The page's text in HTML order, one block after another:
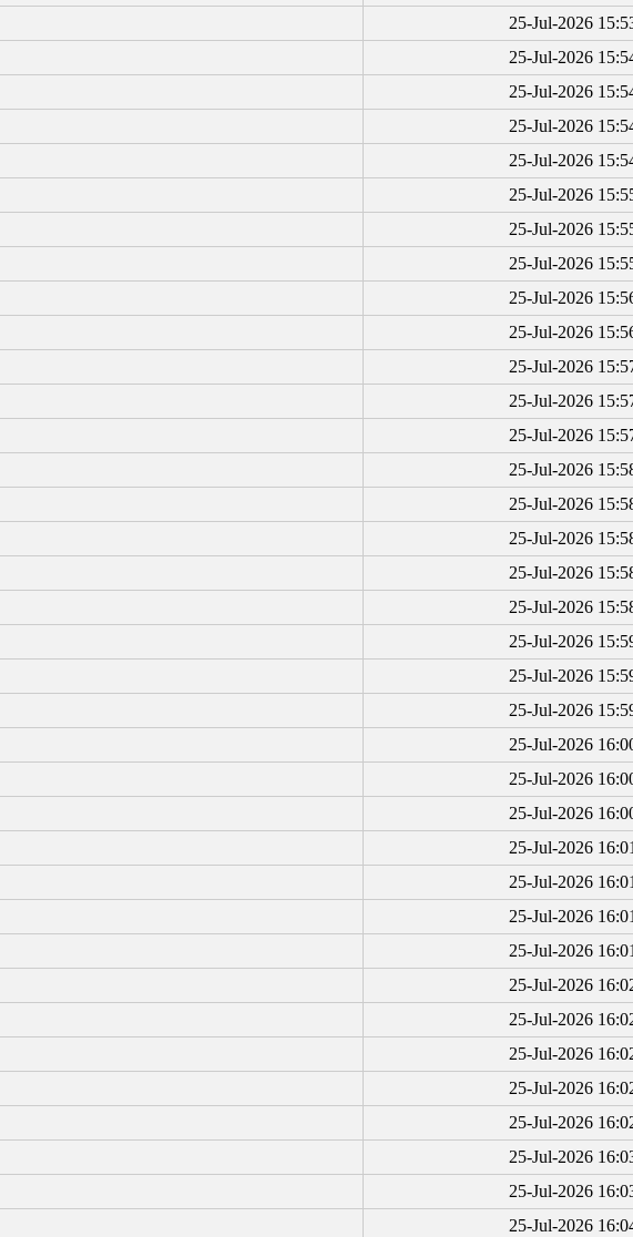
25-Jul-2026
25-Jul-2026
25-Jul-2026
25-Jul-2026
25-Jul-2026
25-Jul-2026
25-Jul-2026
25-Jul-2026
25-Jul-2026
25-Jul-2026
25-Jul-2026
25-Jul-2026
25-Jul-2026
25-Jul-2026
25-Jul-2026
25-Jul-2026
25-Jul-2026
25-Jul-2026
25-Jul-2026
25-Jul-2026
25-Jul-2026
25-Jul-2026
25-Jul-2026
25-Jul-2026
25-Jul-2026
25-Jul-2026
25-Jul-2026
25-Jul-2026
25-Jul-2026
25-Jul-2026
25-Jul-2026
25-Jul-2026
25-Jul-2026
25-Jul-2026
25-Jul-2026
25-Jul-2026